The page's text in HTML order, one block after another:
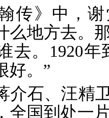
传》中，
么地方去。
去。1920
好。”
介石、汪精
全国到处一